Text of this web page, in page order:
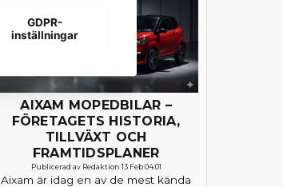
AIXAM MOPEDBILAR –
FÖRETAGETS HISTORIA,
TILLVÄXT OCH
FRAMTIDSPLANER
Publicerad av Redaktion 13 Feb 04:01
Aixam är idag en av de mest kända
GDPR-
inställningar